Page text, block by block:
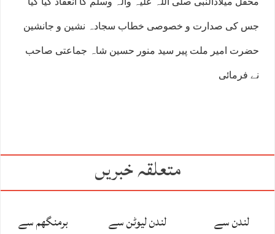
جس کی صدارت و خصوصی خطاب سجادہ نشین و جانشین
حضرت امیر ملت پیر سید منور حسین شاہ جماعتی صاحب
نے فرمائی
متعلقہ خبریں
لندن سے لندن لیوٹن سے برمنگھم سے